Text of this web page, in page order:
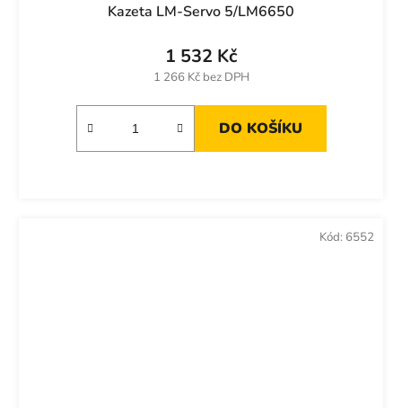
Kazeta LM-Servo 5/LM6650
1 266 Kč bez DPH
1 532 Kč
DO KOŠÍKU
Kód: 6552